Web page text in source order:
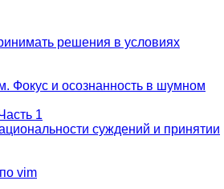
решения в условиях
Фокус и осознанность в шумном
1
суждений и принятии
vim